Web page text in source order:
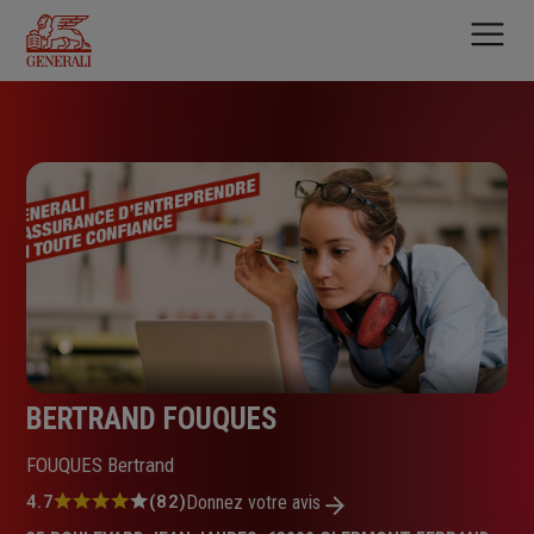
contenu
principal
BERTRAND FOUQUES
FOUQUES Bertrand
Note
4.7 (82)Donnez votre avis